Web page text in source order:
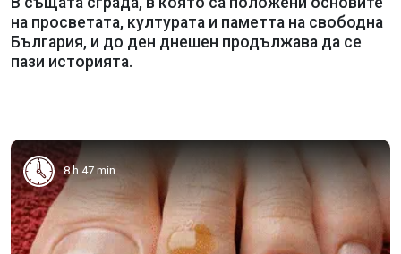
на просветата, културата и паметта на свободна
България, и до ден днешен продължава да се
пази историята.
8 h 47 min